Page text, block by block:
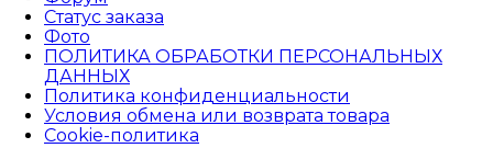
Статус заказа
Фото
ПОЛИТИКА ОБРАБОТКИ ПЕРСОНАЛЬНЫХ
ДАННЫХ​
Политика конфиденциальности
Условия обмена или возврата товара
Cookie-политика